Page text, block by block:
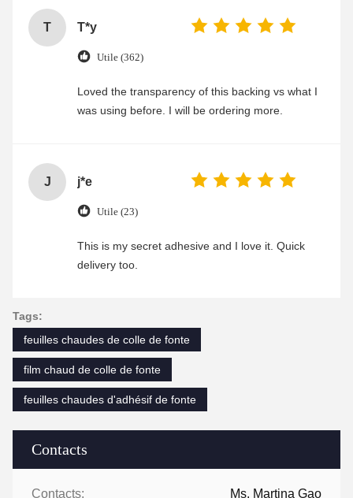
Contacts
Contacts: Ms. Martina Gao
T T*y
Utile (362)
Loved the transparency of this backing vs what I
was using before. I will be ordering more.
J j*e
Utile (23)
This is my secret adhesive and I love it. Quick
delivery too.
Tags:
feuilles chaudes de colle de fonte
film chaud de colle de fonte
feuilles chaudes d'adhésif de fonte